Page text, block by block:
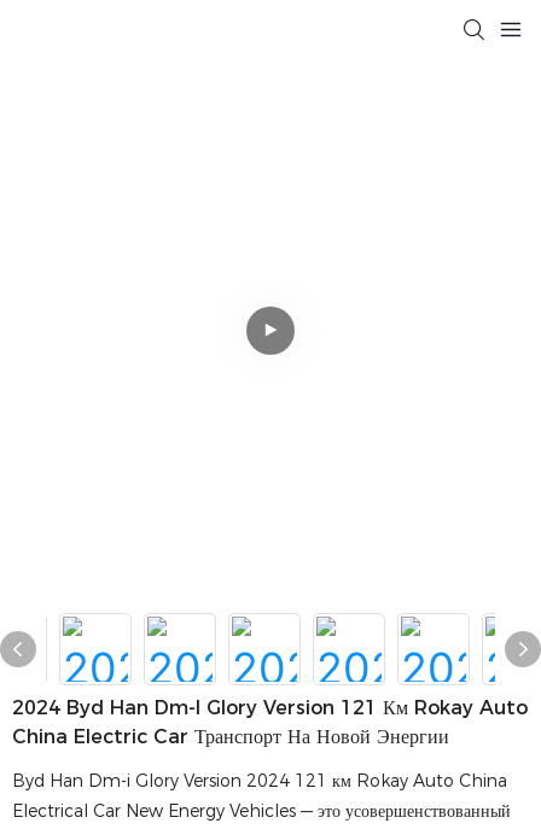
2024 Byd Han Dm-I Glory Version 121 Км Rokay Auto
China Electric Car Транспорт На Новой Энергии
Byd Han Dm-i Glory Version 2024 121 км Rokay Auto China
Electrical Car New Energy Vehicles — это усовершенствованный